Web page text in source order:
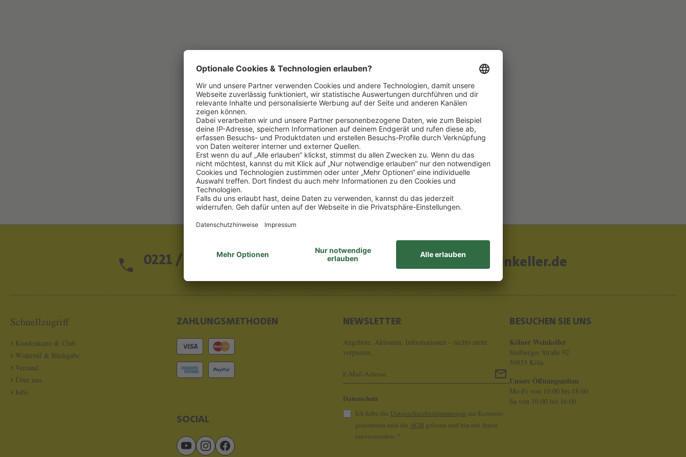
0221 / 13 97 28 - 0 info@koelner-weinkeller.de
Schnellzugriff
Kundenkarte & Club
Widerruf & Rückgabe
Versand
Über uns
Jobs
ZAHLUNGSMETHODEN
SOCIAL
NEWSLETTER
Angebote, Aktionen, Informationen – nichts mehr
verpassen.
Datenschutz
Ich habe die Datenschutzbestimmungen zur Kenntnis
genommen und die AGB gelesen und bin mit ihnen
einverstanden. *
BESUCHEN SIE UNS
Kölner Weinkeller
Stolberger Straße 92
50933 Köln
Unsere Öffnungszeiten
Mo-Fr von 10:00 bis 18:00
Sa von 10:00 bis 16:00